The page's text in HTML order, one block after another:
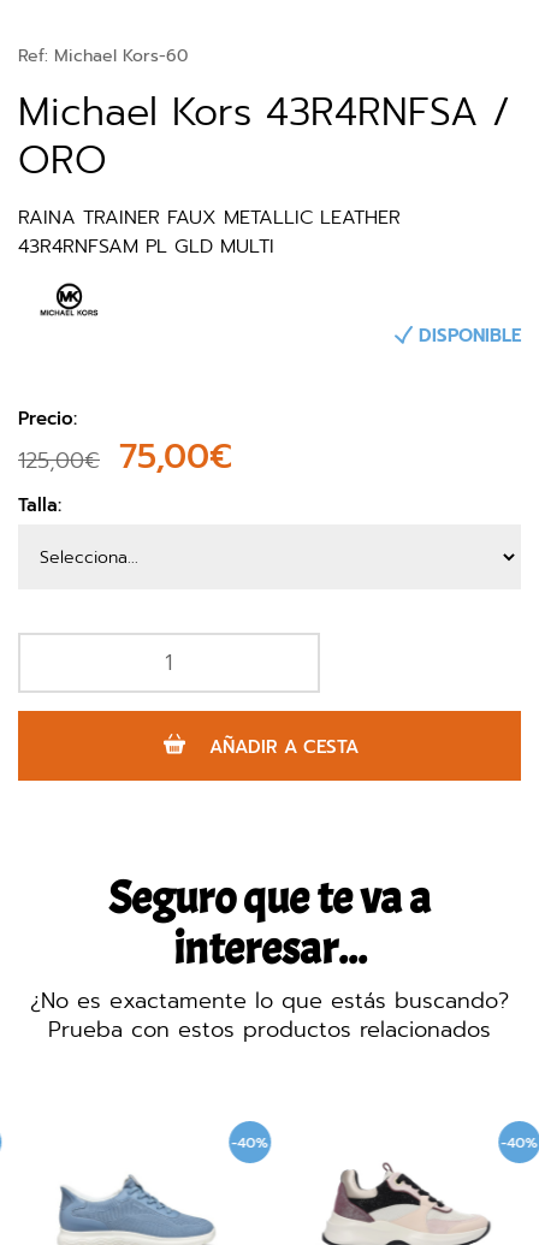
Ref: Michael Kors-60
Michael Kors 43R4RNFSA /
ORO
RAINA TRAINER FAUX METALLIC LEATHER
43R4RNFSAM PL GLD MULTI
DISPONIBLE
Precio:
125,00€ 75,00€
Talla:
AÑADIR A CESTA
Seguro que te va a
interesar...
¿No es exactamente lo que estás buscando?
Prueba con estos productos relacionados
-40% -40%